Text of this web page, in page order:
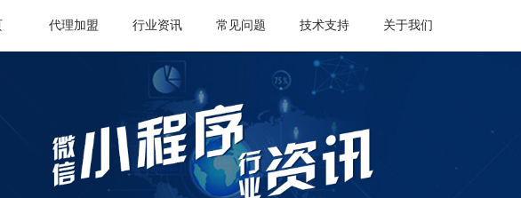
代理加盟 行业资讯 常见问题 技术支持 关于我们